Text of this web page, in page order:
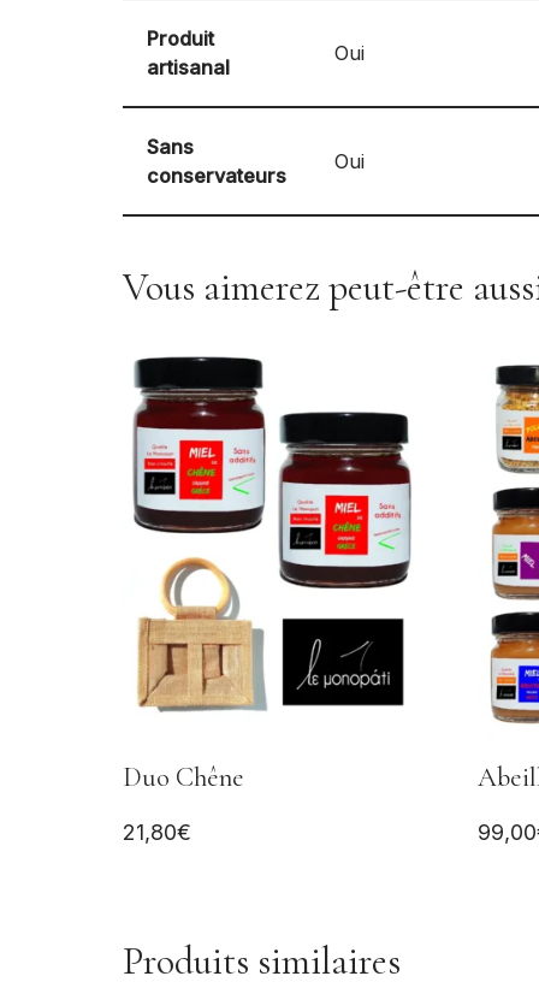
Produit
artisanal
Oui
Sans
conservateurs
Oui
Vous aimerez peut-être
Duo Chêne
21,80€ 99,00
Produits similaires